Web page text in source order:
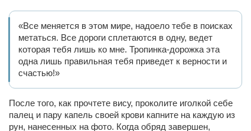
«Все меняется в этом мире, надоело тебе в поисках
метаться. Все дороги сплетаются в одну, ведет
которая тебя лишь ко мне. Тропинка-дорожка эта
одна лишь правильная тебя приведет к верности и
счастью!»
После того, как прочтете вису, проколите иголкой себе
палец и пару капель своей крови капните на каждую из
рун, нанесенных на фото. Когда обряд завершен,